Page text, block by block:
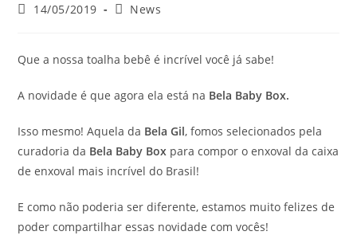
14/05/2019 News
Que a nossa toalha bebê é incrível você já sabe!
A novidade é que agora ela está na Bela Baby Box.
Isso mesmo! Aquela da Bela Gil, fomos selecionados pela
curadoria da Bela Baby Box para compor o enxoval da caixa
de enxoval mais incrível do Brasil!
E como não poderia ser diferente, estamos muito felizes de
poder compartilhar essas novidade com vocês!